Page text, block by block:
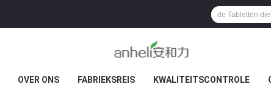
OVER ONS FABRIEKSREIS KWALITEITSCONTROLE